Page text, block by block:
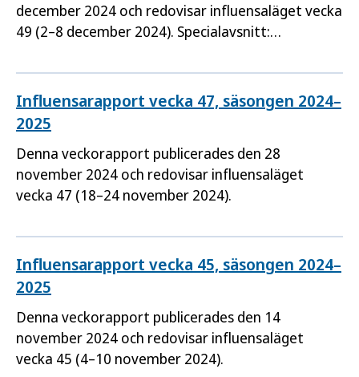
december 2024 och redovisar influensaläget vecka
49 (2–8 december 2024). Specialavsnitt:
Influensarapport vecka 47, säsongen 2024–
2025
Denna veckorapport publicerades den 28
november 2024 och redovisar influensaläget
vecka 47 (18–24 november 2024).
Influensarapport vecka 45, säsongen 2024–
2025
Denna veckorapport publicerades den 14
november 2024 och redovisar influensaläget
vecka 45 (4–10 november 2024).